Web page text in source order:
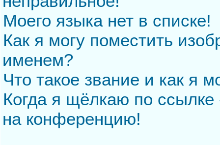
Моего языка нет в списке!
Как я могу поместить
именем?
Что такое звание и как я
Когда я щёлкаю по
на конференцию!